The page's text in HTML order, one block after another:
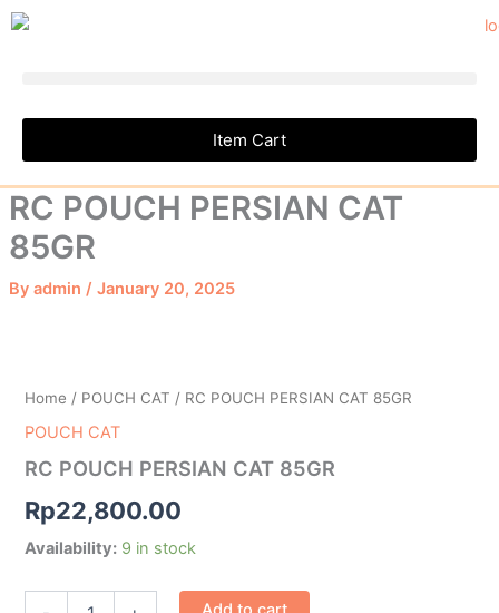
Skip
Item Cart
RC POUCH PERSIAN CAT
85GR
By admin / January 20, 2025
Home / POUCH CAT / RC POUCH PERSIAN CAT 85GR
POUCH CAT
RC POUCH PERSIAN CAT 85GR
Rp22,800.00
Availability: 9 in stock
CAT
85GR
CAT
85GR